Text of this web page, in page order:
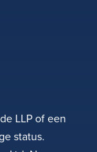
LLP of een
status.